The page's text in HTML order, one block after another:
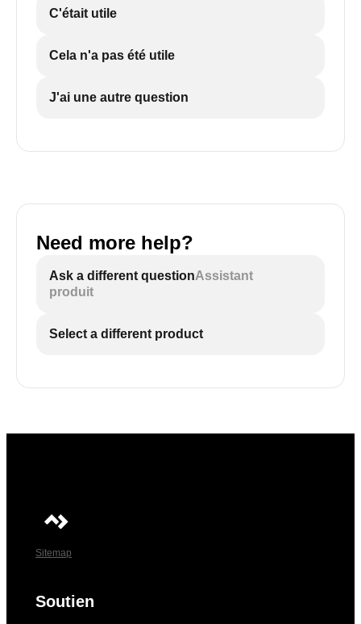
C'était utile
Cela n'a pas été utile
J'ai une autre question
Need more help?
Ask a different questionAssistant
produit
Select a different product
Sitemap
Soutien